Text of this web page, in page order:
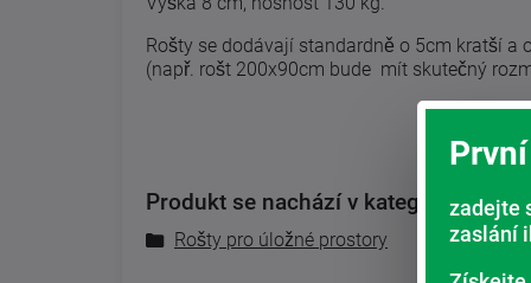
Rošty se dodávají standardně o 5cm kratší a
(např. rošt 200x90cm bude mít skutečný
Produkt se nachází v kategoriích:
Rošty pro úložné prostory Nová
zadejte
zaslání